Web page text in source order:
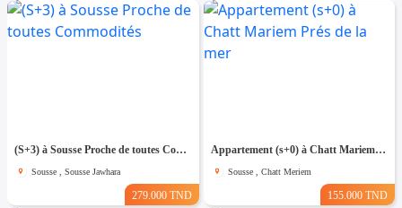
(S+3) à Sousse Proche de toutes Commodités
Sousse , Sousse Jawhara
279.000 TND
Appartement (s+0) à Chatt Mariem Prés de la mer
Sousse , Chatt Meriem
155.000 TND